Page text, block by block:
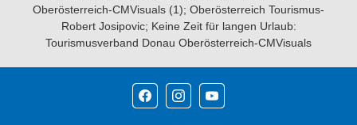
Oberösterreich-CMVisuals (1); Oberösterreich Tourismus-
Robert Josipovic; Keine Zeit für langen Urlaub:
Tourismusverband Donau Oberösterreich-CMVisuals